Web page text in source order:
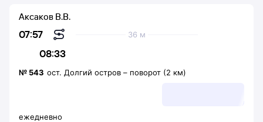
07:57
08:33
36 м
Аксаков В.В.
ежедневно
№ 543 ост. Долгий остров – поворот (2 км)